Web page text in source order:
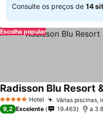
Consulte os preços de 14
Escolha popular
5 Estrelas Hotel Várias piscinas,
9,2 Excelente 19.463 a